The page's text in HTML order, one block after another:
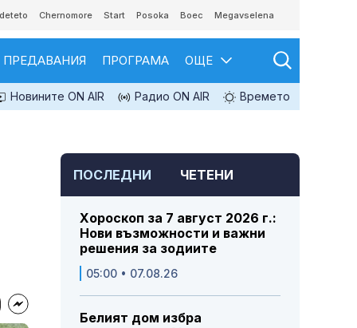
Chernomore Start Posoka Boec Megavselena
ПРЕДАВАНИЯ ПРОГРАМА ОЩЕ
Новините ON AIR Радио ON AIR Времето
ПОСЛЕДНИ ЧЕТЕНИ
Хороскоп за 7 август 2026 г.:
Нови възможности и важни
решения за зодиите
05:00 • 07.08.26
Белият дом избра